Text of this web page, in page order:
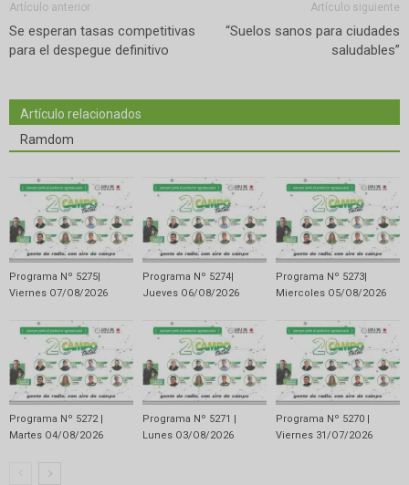
Artículo anterior
Se esperan tasas competitivas
para el despegue definitivo
Artículo siguiente
“Suelos sanos para ciudades
saludables”
Artículo relacionados
Ramdom
Programa Nº 5275|
Viernes O7/O8/2O26
Programa Nº 5274|
Jueves O6/O8/2O26
Programa Nº 5273|
Miercoles O5/O8/2O26
Programa Nº 5272 |
Martes O4/O8/2O26
Programa Nº 5271 |
Lunes O3/O8/2O26
Programa Nº 5270 |
Viernes 31/O7/2O26